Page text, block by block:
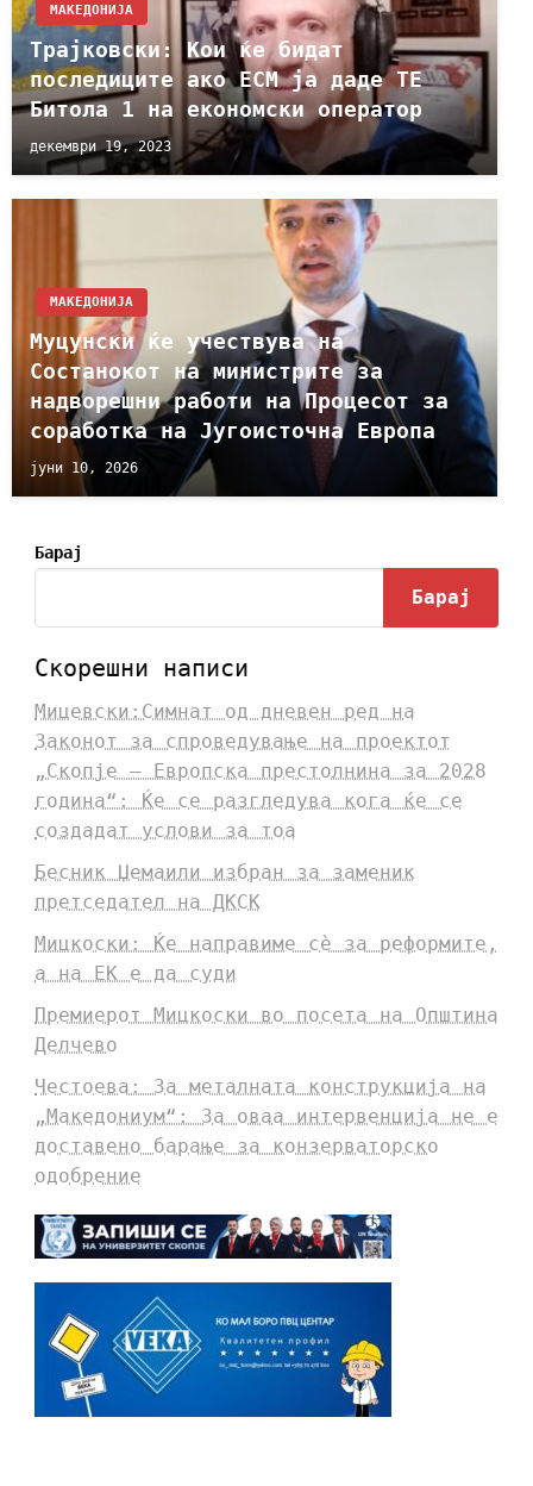
МАКЕДОНИЈА
Трајковски: Кои ќе бидат
последиците ако ЕСМ ја даде ТЕ
Битола 1 на економски оператор
декември 19, 2023
МАКЕДОНИЈА
Муцунски ќе учествува на
Состанокот на министрите за
надворешни работи на Процесот за
соработка на Југоисточна Европа
јуни 10, 2026
Барај
Барај
Скорешни написи
Мицевски:Симнат од дневен ред на
Законот за спроведување на проектот
„Скопје – Европска престолнина за 2028
година“: Ќе се разгледува кога ќе се
создадат услови за тоа
Бесник Џемаили избран за заменик
претседател на ДКСК
Мицкоски: Ќе направиме сè за реформите,
а на ЕК е да суди
Премиерот Мицкоски во посета на Општина
Делчево
Честоева: За металната конструкција на
„Македониум“: За оваа интервенција не е
доставено барање за конзерваторско
одобрение